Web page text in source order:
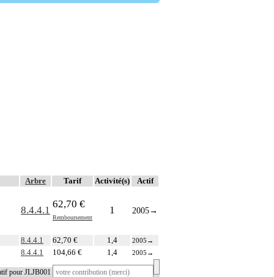
Arbre Tarif Activité(s) Actif
8.4.4.1
62,70 €
Remboursement
1 2005→
8.4.4.1 62,70 € 1,4 2005 →
8.4.4.1 104,66 € 1,4 2005 →
pour JLJB001